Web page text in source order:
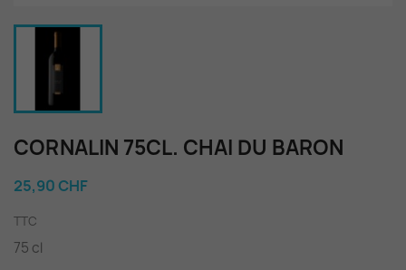
CORNALIN 75CL. CHAI DU BARON
25,90 CHF
TTC
75 cl